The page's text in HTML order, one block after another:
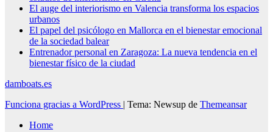
El auge del interiorismo en Valencia transforma los espacios
urbanos
El papel del psicólogo en Mallorca en el bienestar emocional
de la sociedad balear
Entrenador personal en Zaragoza: La nueva tendencia en el
bienestar físico de la ciudad
damboats.es
Funciona gracias a WordPress | Tema: Newsup de Themeansar
Home